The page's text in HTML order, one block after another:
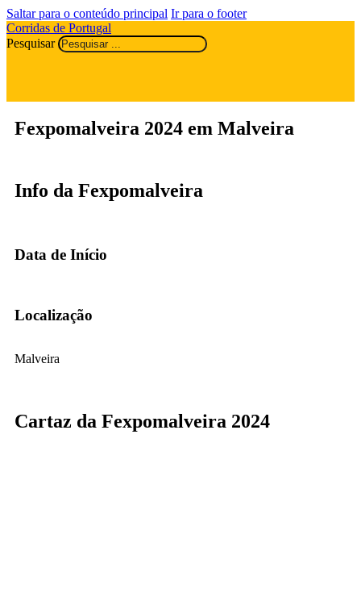
Saltar para o conteúdo principal Ir para o footer
Corridas de Portugal
Pesquisar
Fexpomalveira 2024 em Malveira
Info da Fexpomalveira
Data de Início
Localização
Malveira
Cartaz da Fexpomalveira 2024